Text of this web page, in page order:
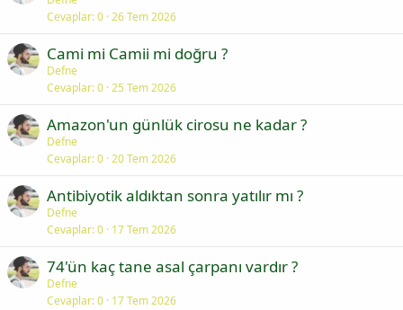
Cevaplar 0 26 Tem 2026
Cami mi Camii mi doğru ?
Defne
Cevaplar 0 25 Tem 2026
Amazon'un günlük cirosu ne kadar ?
Defne
Cevaplar 0 20 Tem 2026
Antibiyotik aldıktan sonra yatılır mı ?
Defne
Cevaplar 0 17 Tem 2026
74'ün kaç tane asal çarpanı vardır ?
Defne
Cevaplar 0 17 Tem 2026